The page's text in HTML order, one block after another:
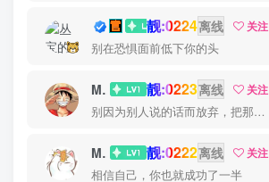
丛宝 靓:0224离线
关注
拖延会让你成为昨天的奴隶
MS-康娃 靓:0223离线
关注
不要让糟糕的一天让你误以为有个糟糕的人生
Miss 先生 靓:0222离线
关注
并不是我们所有的人都会拥有浪漫